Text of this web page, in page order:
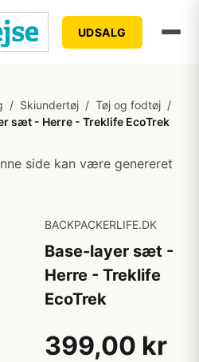
UDSALG
/ Skiundertøj / Tøj og fodtøj /
sæt - Herre - Treklife EcoTrek
side kan være genereret
BACKPACKERLIFE.DK
Base-layer sæt -
Herre - Treklife
EcoTrek
399,00 kr